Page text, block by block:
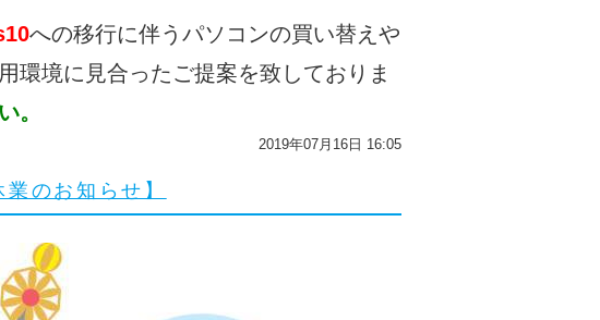
への移行に伴うパソコンの買い替えや
環境に見合ったご提案を致しておりま
。
2019年07月16日 16:05
のお知らせ】